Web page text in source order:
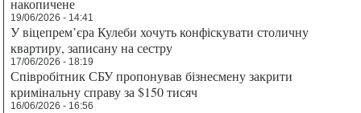
накопичене
19/06/2026 - 14:41
У віцепрем’єра Кулеби хочуть конфіскувати столичну
квартиру, записану на сестру
17/06/2026 - 18:19
Співробітник СБУ пропонував бізнесмену закрити
кримінальну справу за $150 тисяч
16/06/2026 - 16:56